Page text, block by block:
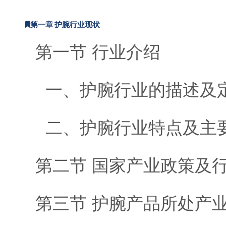
第一章 护腕行业现状
第一节 行业介绍
一、护腕行业的描述及
二、护腕行业特点及主
第二节 国家产业政策及
第三节 护腕产品所处产